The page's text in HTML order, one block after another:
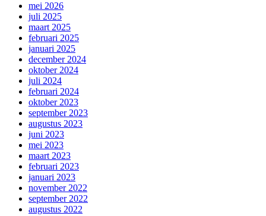
mei 2026
juli 2025
maart 2025
februari 2025
januari 2025
december 2024
oktober 2024
juli 2024
februari 2024
oktober 2023
september 2023
augustus 2023
juni 2023
mei 2023
maart 2023
februari 2023
januari 2023
november 2022
september 2022
augustus 2022